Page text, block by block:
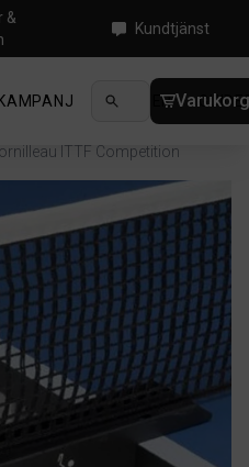
&
Kundtjänst
KAMPANJ NYHETER
ITTF Competition